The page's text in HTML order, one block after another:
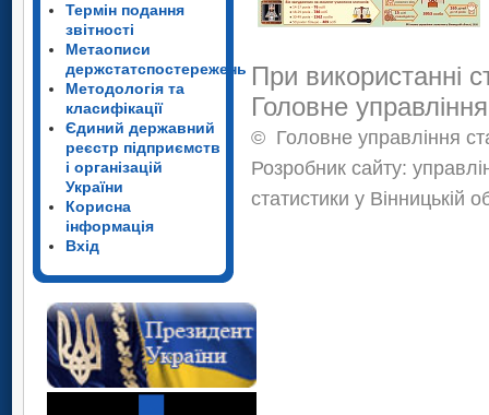
Термін подання
звітності
Метаописи
держстатспостережень
Методологія та
класифікації
Єдиний державний
реєстр підприємств
і організацій
України
Корисна
інформація
Вхід
При використанні
Головне
© Головне управління
Розробник сайту:
статистики у Вінницькій